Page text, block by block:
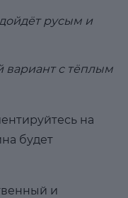
русым и
вариант с тёплым
на
будет
и